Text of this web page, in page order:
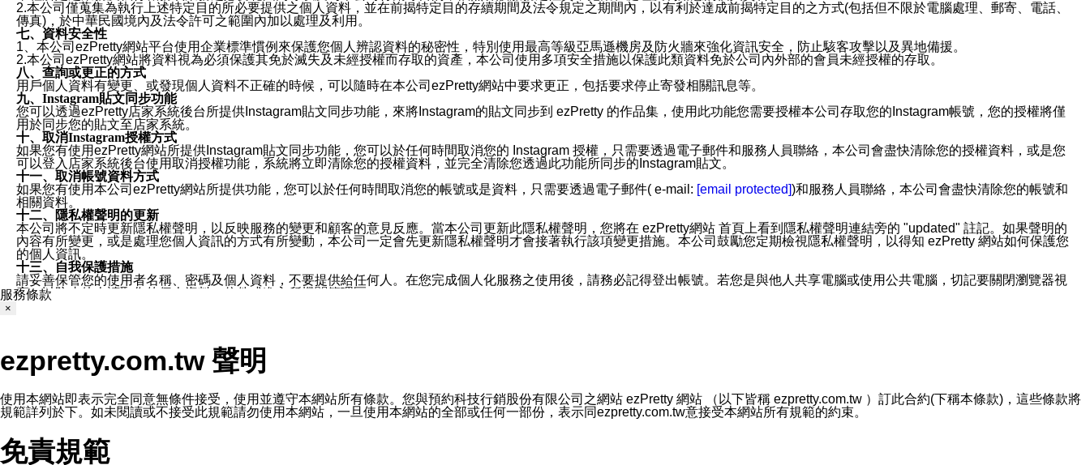
2.本公司僅蒐集為執行上述特定目的所必要提供之個人資料，並在前揭特定目的存續期間及法令規定之期間內，以有利於達成前揭特定目的之方式(包括但不限於電腦處理、郵寄、電話、
傳真)，於中華民國境內及法令許可之範圍內加以處理及利用。
七、資料安全性
1、本公司ezPretty網站平台使用企業標準慣例來保護您個人辨認資料的秘密性，特別使用最高等級亞馬遜機房及防火牆來強化資訊安全，防止駭客攻擊以及異地備援。
2.本公司ezPretty網站將資料視為必須保護其免於滅失及未經授權而存取的資產，本公司使用多項安全措施以保護此類資料免於公司內外部的會員未經授權的存取。
八、查詢或更正的方式
用戶個人資料有變更、或發現個人資料不正確的時候，可以隨時在本公司ezPretty網站中要求更正，包括要求停止寄發相關訊息等。
九、Instagram貼文同步功能
您可以透過ezPretty店家系統後台所提供Instagram貼文同步功能，來將Instagram的貼文同步到 ezPretty 的作品集，使用此功能您需要授權本公司存取您的Instagram帳號，您的授權將僅
用於同步您的貼文至店家系統。
十、取消Instagram授權方式
如果您有使用ezPretty網站所提供Instagram貼文同步功能，您可以於任何時間取消您的 Instagram 授權，只需要透過電子郵件和服務人員聯絡，本公司會盡快清除您的授權資料，或是您
可以登入店家系統後台使用取消授權功能，系統將立即清除您的授權資料，並完全清除您透過此功能所同步的Instagram貼文。
十一、取消帳號資料方式
如果您有使用本公司ezPretty網站所提供功能，您可以於任何時間取消您的帳號或是資料，只需要透過電子郵件( e-mail: [email protected])和服務人員聯絡，本公司會盡快清除您的帳號和
相關資料。
十二、隱私權聲明的更新
本公司將不定時更新隱私權聲明，以反映服務的變更和顧客的意見反應。當本公司更新此隱私權聲明，您將在 ezPretty網站 首頁上看到隱私權聲明連結旁的 "updated" 註記。如果聲明的
內容有所變更，或是處理您個人資訊的方式有所變動，本公司一定會先更新隱私權聲明才會接著執行該項變更措施。本公司鼓勵您定期檢視隱私權聲明，以得知 ezPretty 網站如何保護您
的個人資訊。
十三、自我保護措施
請妥善保管您的使用者名稱、密碼及個人資料，不要提供給任何人。在您完成個人化服務之使用後，請務必記得登出帳號。若您是與他人共享電腦或使用公共電腦，切記要關閉瀏覽器視
窗，以防止他人讀取您的個人資料、信件或進入所機關管理區。
本公司/本服務將以通知型訊息傳送重要訊息給您。即使未加入本公司/本服務好友，您仍可接收到通知型訊息。
本公司/本服務傳送之通知型訊息以對您有效且重要的訊息為限，以廣告或其他目的的訊息皆不會被傳送。滿足以下三個條件者，將可收到通知型訊息。
2.該 LINE 帳號已在 LINE APP 設定中，同意接收通知型訊息。
3.LINE 帳號未封鎖傳送訊息之 LINE 官方帳號。
欲變更通知型訊息的設定，操作如下：
1.點選「主頁」＞「設定」
2.點選「隱私設定」
3.點選「提供使用資料」
服務條款
×
ezpretty.com.tw 聲明
使用本網站即表示完全同意無條件接受，使用並遵守本網站所有條款。您與預約科技行銷股份有限公司之網站 ezPretty 網站 （以下皆稱 ezpretty.com.tw ）訂此合約(下稱本條款)，這些條款將
規範詳列於下。如未閱讀或不接受此規範請勿使用本網站，一旦使用本網站的全部或任何一部份，表示同ezpretty.com.tw意接受本網站所有規範的約束。
免責規範